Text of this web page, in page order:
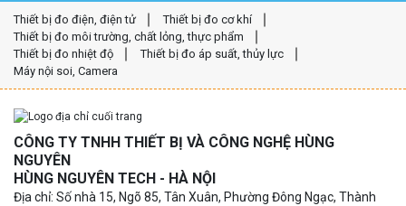
Thiết bị đo điện, điện tử
Thiết bị đo cơ khí
Thiết bị đo môi trường, chất lỏng, thực phẩm
Thiết bị đo nhiệt độ
Thiết bị đo áp suất, thủy lực
Máy nội soi, Camera
CÔNG TY TNHH THIẾT BỊ VÀ CÔNG NGHỆ HÙNG
NGUYÊN
HÙNG NGUYÊN TECH - HÀ NỘI
Địa chỉ: Số nhà 15, Ngõ 85, Tân Xuân, Phường Đông Ngạc, Thành